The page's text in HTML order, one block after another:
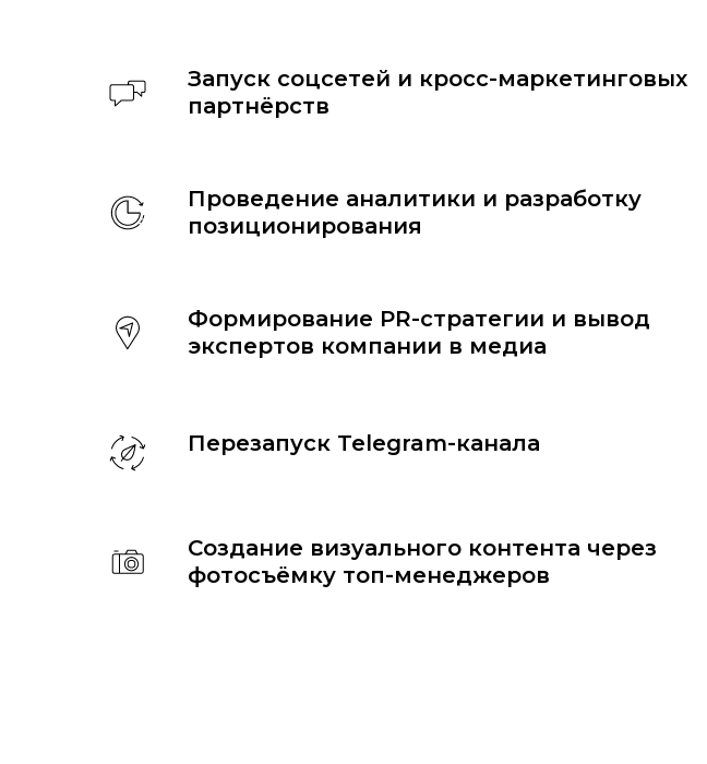
Запуск соцсетей и кросс-маркетинговых
партнёрств
Проведение аналитики и разработку
позиционирования
Формирование PR-стратегии и вывод
экспертов компании в медиа
Перезапуск Telegram-канала
Создание визуального контента через
фотосъёмку топ-менеджеров